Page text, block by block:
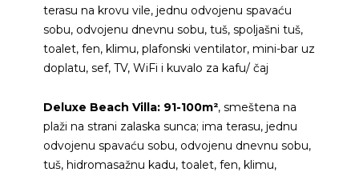
terasu na krovu vile, jednu odvojenu spavaću
sobu, odvojenu dnevnu sobu, tuš, spoljašni tuš,
toalet, fen, klimu, plafonski ventilator, mini-bar uz
doplatu, sef, TV, WiFi i kuvalo za kafu/ čaj
Deluxe Beach Villa: 91-100m², smeštena na
plaži na strani zalaska sunca; ima terasu, jednu
odvojenu spavaću sobu, odvojenu dnevnu sobu,
tuš, hidromasažnu kadu, toalet, fen, klimu,